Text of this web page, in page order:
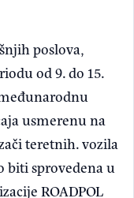
poslova,
od 9. do 15.
usmerenu na
teretnih. vozila
biti sprovedena u
ROADPOL